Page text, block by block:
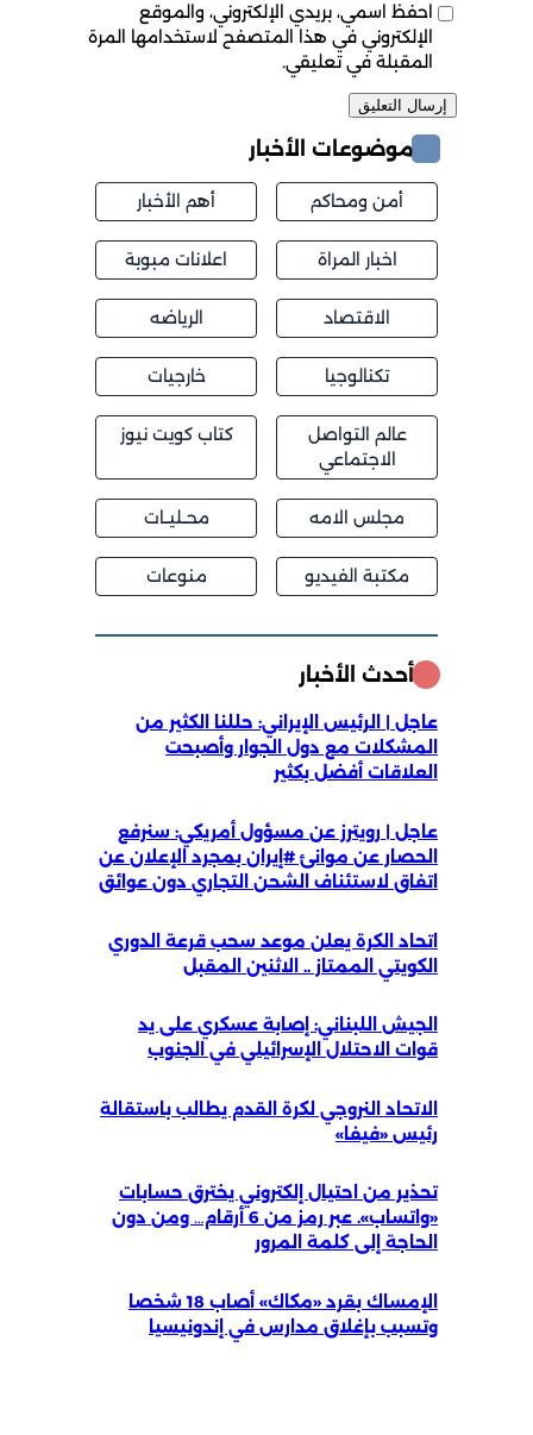
احفظ اسمي، بريدي الإلكتروني، والموقع
الإلكتروني في هذا المتصفح لاستخدامها المرة
المقبلة في تعليقي.
موضوعات الأخبار
أمن ومحاكم أهم الأخبار
اخبار المراة اعلانات مبوبة
الاقتصاد الرياضه
تكنالوجيا خارجيات
عالم التواصل
الاجتماعي
كتاب كويت نيوز
مجلس الامه محــليــات
مكتبة الفيديو منوعات
أحدث الأخبار
عاجل | الرئيس الإيراني: حللنا الكثير من
المشكلات مع دول الجوار وأصبحت
العلاقات أفضل بكثير
عاجل | رويترز عن مسؤول أمريكي: سنرفع
الحصار عن موانئ #إيران بمجرد الإعلان عن
اتفاق لاستئناف الشحن التجاري دون عوائق
اتحاد الكرة يعلن موعد سحب قرعة الدوري
الكويتي الممتاز .. الاثنين المقبل
الجيش اللبناني: إصابة عسكري على يد
قوات الاحتلال الإسرائيلي في الجنوب
الاتحاد النروجي لكرة القدم يطالب باستقالة
رئيس «فيفا»
تحذير من احتيال إلكتروني يخترق حسابات
«واتساب». عبر رمز من 6 أرقام… ومن دون
الحاجة إلى كلمة المرور
الإمساك بقرد «مكاك» أصاب 18 شخصا
وتسبب بإغلاق مدارس في إندونيسيا